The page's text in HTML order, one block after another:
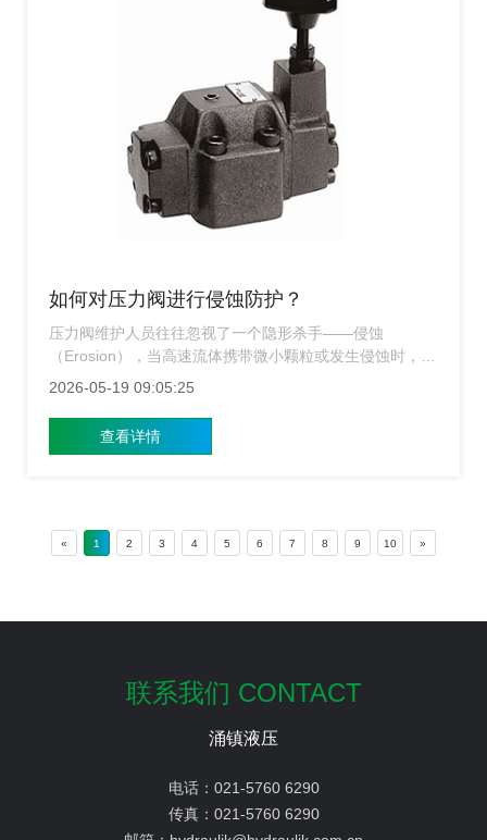
如何对压力阀进行侵蚀防护？
压力阀维护人员往往忽视了一个隐形杀手——侵蚀
（Erosion），当高速流体携带微小颗粒或发生侵蚀时，压
力阀的阀芯、阀座及流道表面会遭受不可逆的损伤，导致
压力阀厂家知道侵蚀防护对于保障设备全生命周期成本的
重要性，今天我们将详细探讨如何构建全方位的侵蚀防护
2026-05-19 09:05:25
查看详情
« 1 2 3 4 5 6 7 8 9 10 »
联系我们 CONTACT
涌镇液压
电话： 021-5760 6290
传真： 021-5760 6290